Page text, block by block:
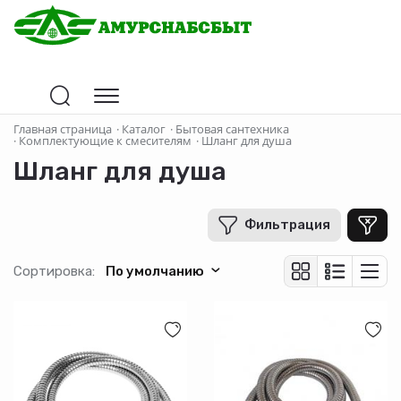
Главная страница · Каталог · Бытовая сантехника
· Комплектующие к смесителям · Шланг для душа
Шланг для душа
Фильтрация
В рублях
Профсан
Сортировка: По умолчанию